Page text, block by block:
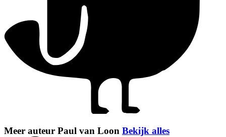
Meer auteur Paul van Loon Bekijk alles